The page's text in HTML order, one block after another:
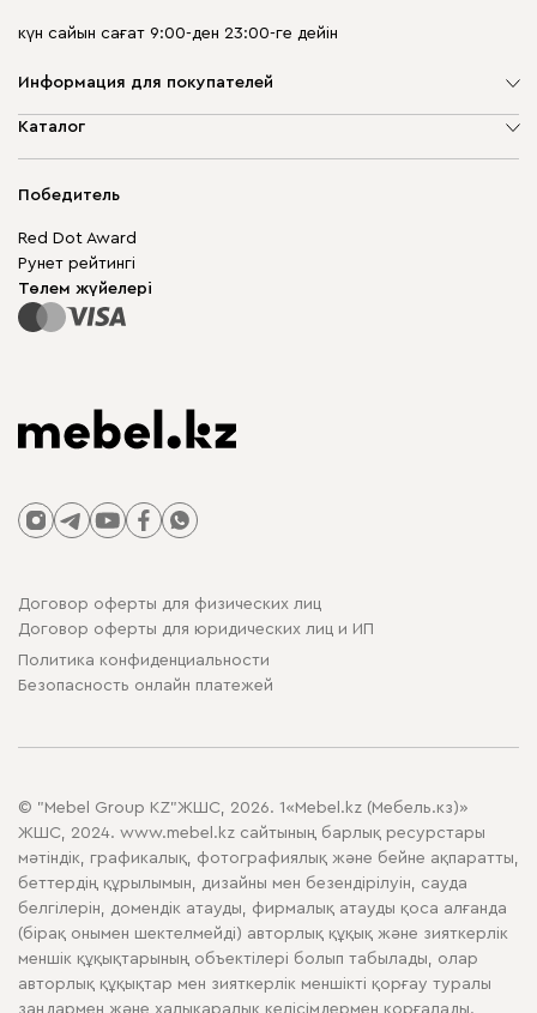
күн сайын сағат 9:00-ден 23:00-ге дейін
Информация для покупателей
Компания туралы
Кепілдік
Бизнес үшін
Сайт картасы
Каталог
Шкаф жиһазы
Модульдік жиһаз
Үстелдер мен орындықтар
Победитель
Red Dot Award
Рунет рейтингі
Төлем жүйелері
Договор оферты для физических лиц
Договор оферты для юридических лиц и ИП
Политика конфиденциальности
Безопасность онлайн платежей
© "Mebel Group KZ"ЖШС, 2026. 1«Mebel.kz (Мебель.кз)»
ЖШС, 2024. www.mebel.kz сайтының барлық ресурстары
мәтіндік, графикалық, фотографиялық және бейне ақпаратты,
беттердің құрылымын, дизайны мен безендірілуін, сауда
белгілерін, домендік атауды, фирмалық атауды қоса алғанда
(бірақ онымен шектелмейді) авторлық құқық және зияткерлік
меншік құқықтарының объектілері болып табылады, олар
авторлық құқықтар мен зияткерлік меншікті қорғау туралы
заңдармен және халықаралық келісімдермен қорғалады.